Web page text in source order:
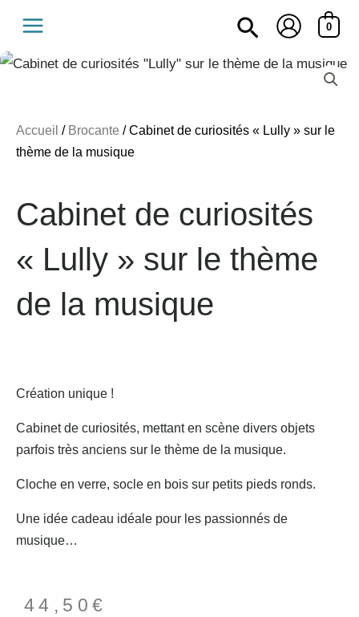
contenu
0
Accueil / Brocante / Cabinet de curiosités « Lully » sur le
thème de la musique
Cabinet de curiosités
« Lully » sur le thème
de la musique
Création unique !
Cabinet de curiosités, mettant en scène divers objets
parfois très anciens sur le thème de la musique.
Cloche en verre, socle en bois sur petits pieds ronds.
Une idée cadeau idéale pour les passionnés de
musique…
44,50 €